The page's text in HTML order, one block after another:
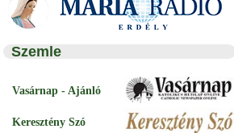
Szemle
Vasárnap - Ajánló
Keresztény Szó